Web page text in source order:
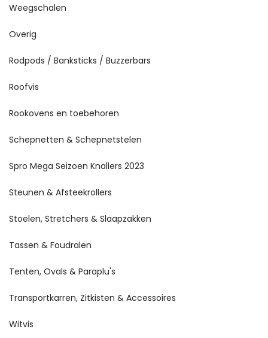
Weegschalen
Overig
Rodpods / Banksticks / Buzzerbars
Roofvis
Rookovens en toebehoren
Schepnetten & Schepnetstelen
Spro Mega Seizoen Knallers 2023
Steunen & Afsteekrollers
Stoelen, Stretchers & Slaapzakken
Tassen & Foudralen
Tenten, Ovals & Paraplu's
Transportkarren, Zitkisten & Accessoires
Witvis